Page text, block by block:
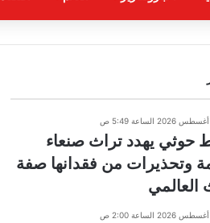
يهدد تراث صنعاء
وتحذيرات من فقدانها صفة
العالمي